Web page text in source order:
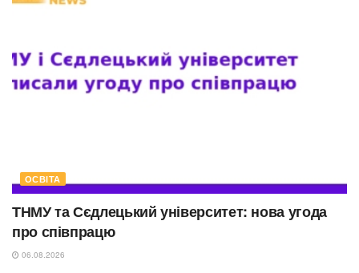
ОСВІТА
ТНМУ та Сєдлецький університет: нова угода
про співпрацю
06.08.2026